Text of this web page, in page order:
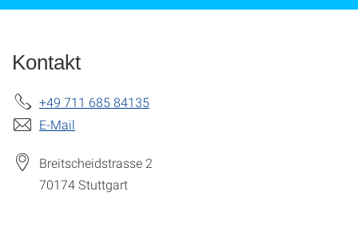
Kontakt
+49 711 685 84135
E-Mail
Breitscheidstrasse 2
70174Stuttgart